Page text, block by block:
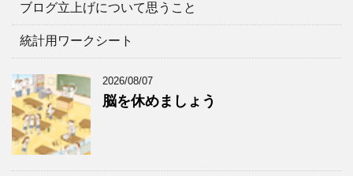
ブログ立上げについて思うこと
統計用ワークシート
2026/08/07
脳を休めましょう